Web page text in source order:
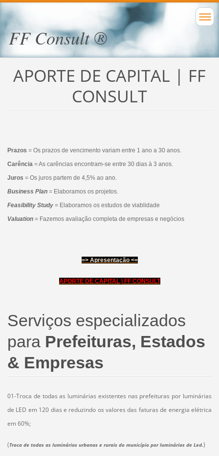
FF Consult ®
APORTE DE CAPITAL | FF
CONSULT
Prazos = Os prazos de vencimento variam entre 1 ano a 30 anos.
Carência = As carências encontram-se entre 30 dias à 3 anos.
Juros = Os juros partem de 4,5% ao ano.
Business Plan= Elaboramos os projetos.
Feasibility Study= Elaboramos os estudos de viablidade
Valuation= Fazemos avaliação completa de empresas e negócios
=> Apresentação <=
APORTE DE CAPITAL | FF CONSULT
Serviços especializados
para Prefeituras, Estados
& Empresas
01-Troca de todas as luminárias existentes nas prefeituras por luminárias
de LED em 120 dias e reduzindo os valores das faturas de energia elétrica
em 60%;
(Troca de todas as luminárias urbanas e rurais do município por luminárias de Led.)